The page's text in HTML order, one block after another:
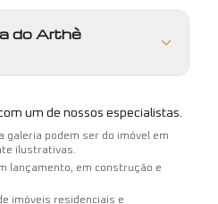
do Arthè
um de nossos especialistas.
galeria podem ser do imóvel em
ilustrativas.
lançamento, em construção e
imóveis residenciais e